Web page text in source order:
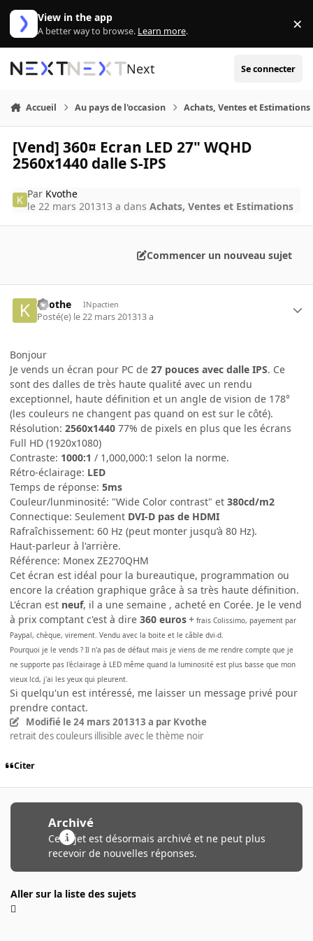
Aller au contenu
View in the app
A better way to browse. Learn more. ×
Next Se connecter
Accueil Au pays de l'occasion Achats, Ventes et Estimations
[Vend] 360¤ Ecran LED 27" WQHD
2560x1440 dalle S-IPS
Par Kvothe
le 22 mars 201313 a dansAchats, Ventes et Estimations
Commencer un nouveau sujet
Kvothe INpactien
Posté(e) le 22 mars 201313 a
Bonjour
Je vends un écran pour PC de 27 pouces avec dalle IPS. Ce
sont des dalles de très haute qualité avec un rendu
exceptionnel, haute définition et un angle de vision de 178°
(les couleurs ne changent pas quand on est sur le côté).
Résolution: 2560x1440 77% de pixels en plus que les écrans
Full HD (1920x1080)
Contraste: 1000:1 / 1,000,000:1 selon la norme.
Rétro-éclairage: LED
Temps de réponse: 5ms
Couleur/lunminosité: "Wide Color contrast" et 380cd/m2
Connectique: Seulement DVI-D pas de HDMI
Rafraîchissement: 60 Hz (peut monter jusqu’à 80 Hz).
Haut-parleur à l'arrière.
Référence: Monex ZE270QHM
Cet écran est idéal pour la bureautique, programmation ou
encore la création graphique grâce à sa très haute définition.
L'écran est neuf, il a une semaine , acheté en Corée. Je le vend
à prix comptant c'est à dire 360 euros+ frais Colissimo, payement par
Paypal, chèque, virement. Vendu avec la boite et le câble dvi-d.
Pourquoi je le vends ? Il n'a pas de défaut mais je viens de me rendre compte que je
ne supporte pas l'éclairage à LED même quand la luminosité est plus basse que mon
vieux lcd, j'ai les yeux qui pleurent.
Si quelqu'un est intéressé, me laisser un message privé pour
prendre contact.
Modifié le 24 mars 201313 a par Kvothe
retrait des couleurs illisible avec le thème noir
Citer
Archivé
Ce sujet est désormais archivé et ne peut plus
recevoir de nouvelles réponses.
Aller sur la liste des sujets